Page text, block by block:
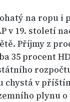
na ropu i
v 19. století
Příjmy z
35 procent
chystá v
plynu o